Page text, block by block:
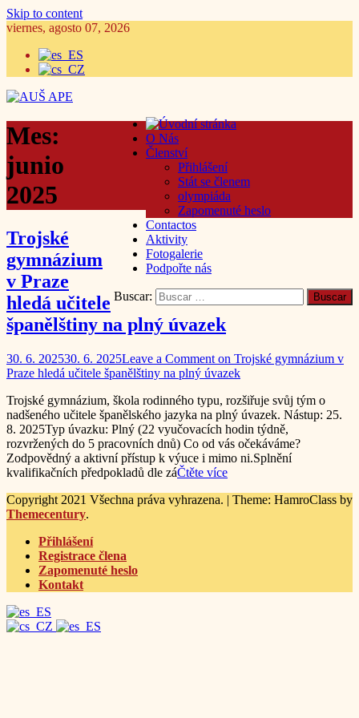
Skip to content
viernes, agosto 07, 2026
O Nás
Členství
Přihlášení
Stát se členem
olympiáda
Zapomenuté heslo
Contactos
Aktivity
Fotogalerie
Podpořte nás
Buscar:
Mes:
junio
2025
Trojské
gymnázium
v Praze
hledá učitele
španělštiny na plný úvazek
30. 6. 202530. 6. 2025Leave a Comment on Trojské gymnázium v
Praze hledá učitele španělštiny na plný úvazek
Trojské gymnázium, škola rodinného typu, rozšiřuje svůj tým o
nadšeného učitele španělského jazyka na plný úvazek. Nástup: 25.
8. 2025Typ úvazku: Plný (22 vyučovacích hodin týdně,
rozvržených do 5 pracovních dnů) Co od vás očekáváme?
Zodpovědný a aktivní přístup k výuce i mimo ni.Splnění
kvalifikačních předpokladů dle záČtěte více
Copyright 2021 Všechna práva vyhrazena. | Theme: HamroClass by
Themecentury.
Přihlášení
Registrace člena
Zapomenuté heslo
Kontakt